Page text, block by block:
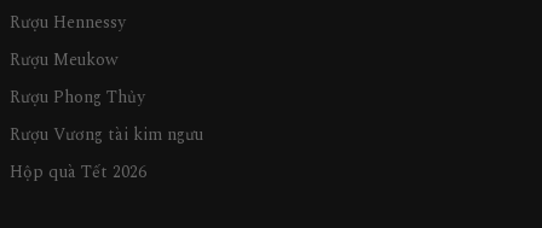
Rượu Hennessy
Rượu Meukow
Rượu Phong Thủy
Rượu Vương tài kim ngưu
Hộp quà Tết 2026